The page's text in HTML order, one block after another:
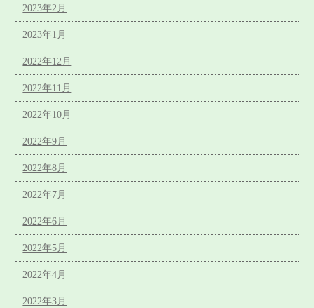
2023年2月
2023年1月
2022年12月
2022年11月
2022年10月
2022年9月
2022年8月
2022年7月
2022年6月
2022年5月
2022年4月
2022年3月